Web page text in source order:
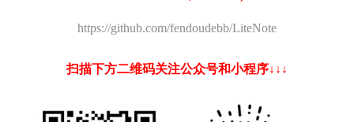
https://github.com/fendoudebb/LiteNote
扫描下方二维码关注公众号和小程序↓↓↓